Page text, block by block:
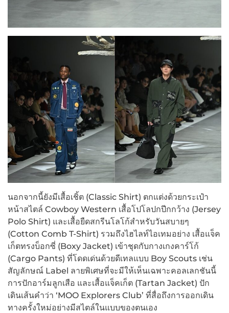
นอกจากนี้ยังมีเสื้อเชิ้ต (Classic Shirt) ตกแต่งด้วยกระเป๋า
หน้าสไตล์ Cowboy Western เสื้อโปโลปกปีกกว้าง (Jersey
Polo Shirt) และเสื้อยืดสกรีนโลโก้สำหรับวันสบายๆ
(Cotton Comb T-Shirt) รวมถึงไฮไลท์ไอเทมอย่าง เสื้อแจ็ค
เก็ตทรงบ็อกซี่ (Boxy Jacket) เข้าชุดกับกางเกงคาร์โก้
(Cargo Pants) ที่โดดเด่นด้วยดีเทลแบบ Boy Scouts เช่น
สัญลักษณ์ Label ลายพิเศษที่จะมีให้เห็นเฉพาะคอลเลกชันนี้
การปักอาร์มลูกเสือ และเสื้อแจ็คเก็ต (Tartan Jacket) ปัก
เดินเส้นคำว่า ‘MOO Explorers Club’ ที่สื่อถึงการออกเดิน
ทางครั้งใหม่อย่างมีสไตล์ในแบบของตนเอง